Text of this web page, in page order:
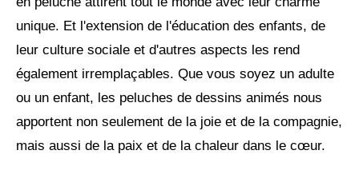
unique. Et l'extension de l'éducation des enfants, de
leur culture sociale et d'autres aspects les rend
également irremplaçables. Que vous soyez un adulte
ou un enfant, les peluches de dessins animés nous
apportent non seulement de la joie et de la compagnie,
mais aussi de la paix et de la chaleur dans le cœur.